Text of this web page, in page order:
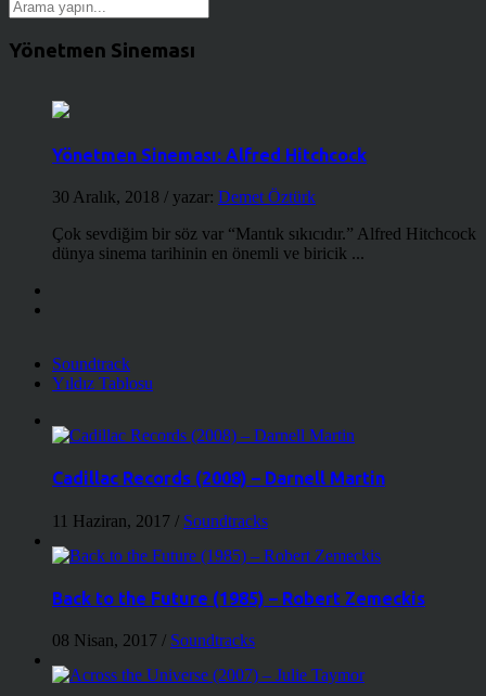
Yönetmen Sineması
Yönetmen Sineması: Alfred Hitchcock
30 Aralık, 2018 / yazar: Demet Öztürk
Çok sevdiğim bir söz var “Mantık sıkıcıdır.” Alfred Hitchcock
dünya sinema tarihinin en önemli ve biricik ...
Soundtrack
Yıldız Tablosu
Cadillac Records (2008) – Darnell Martin
11 Haziran, 2017 / Soundtracks
Back to the Future (1985) – Robert Zemeckis
08 Nisan, 2017 / Soundtracks